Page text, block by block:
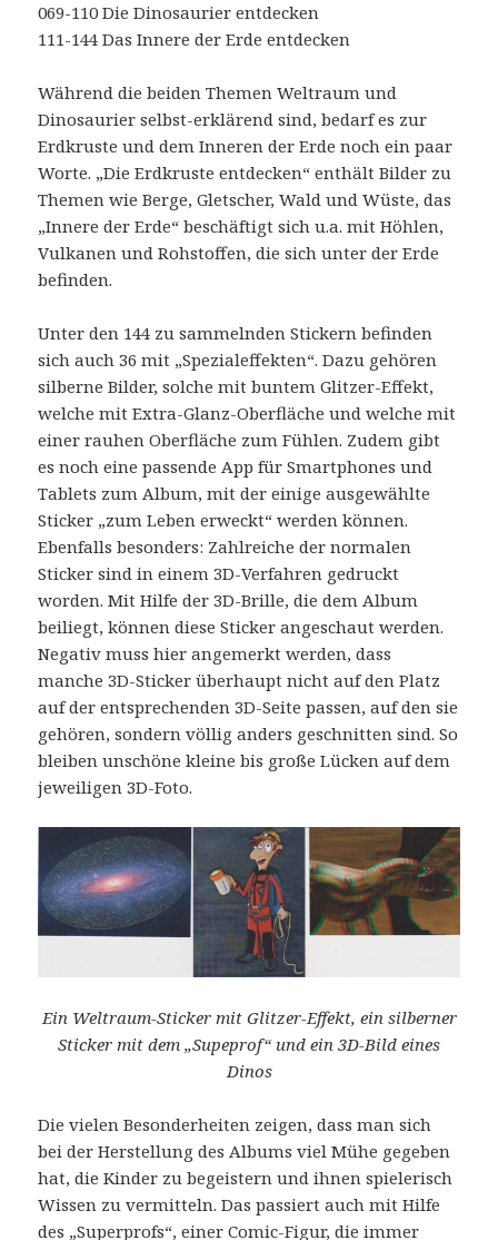
069-110 Die Dinosaurier entdecken
111-144 Das Innere der Erde entdecken
Während die beiden Themen Weltraum und
Dinosaurier selbst-erklärend sind, bedarf es zur
Erdkruste und dem Inneren der Erde noch ein paar
Worte. „Die Erdkruste entdecken“ enthält Bilder zu
Themen wie Berge, Gletscher, Wald und Wüste, das
„Innere der Erde“ beschäftigt sich u.a. mit Höhlen,
Vulkanen und Rohstoffen, die sich unter der Erde
befinden.
Unter den 144 zu sammelnden Stickern befinden
sich auch 36 mit „Spezialeffekten“. Dazu gehören
silberne Bilder, solche mit buntem Glitzer-Effekt,
welche mit Extra-Glanz-Oberfläche und welche mit
einer rauhen Oberfläche zum Fühlen. Zudem gibt
es noch eine passende App für Smartphones und
Tablets zum Album, mit der einige ausgewählte
Sticker „zum Leben erweckt“ werden können.
Ebenfalls besonders: Zahlreiche der normalen
Sticker sind in einem 3D-Verfahren gedruckt
worden. Mit Hilfe der 3D-Brille, die dem Album
beiliegt, können diese Sticker angeschaut werden.
Negativ muss hier angemerkt werden, dass
manche 3D-Sticker überhaupt nicht auf den Platz
auf der entsprechenden 3D-Seite passen, auf den sie
gehören, sondern völlig anders geschnitten sind. So
bleiben unschöne kleine bis große Lücken auf dem
jeweiligen 3D-Foto.
Ein Weltraum-Sticker mit Glitzer-Effekt, ein silberner
Sticker mit dem „Supeprof“ und ein 3D-Bild eines
Dinos
Die vielen Besonderheiten zeigen, dass man sich
bei der Herstellung des Albums viel Mühe gegeben
hat, die Kinder zu begeistern und ihnen spielerisch
Wissen zu vermitteln. Das passiert auch mit Hilfe
des „Superprofs“, einer Comic-Figur, die immer